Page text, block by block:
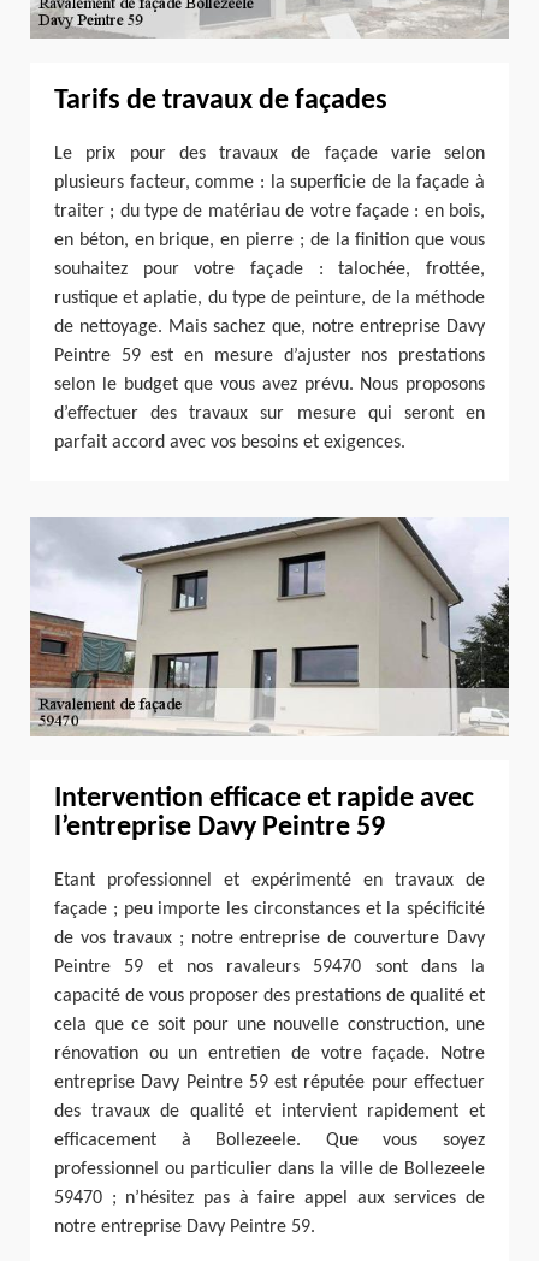
Tarifs de travaux de façades
Le prix pour des travaux de façade varie selon
plusieurs facteur, comme : la superficie de la façade à
traiter ; du type de matériau de votre façade : en bois,
en béton, en brique, en pierre ; de la finition que vous
souhaitez pour votre façade : talochée, frottée,
rustique et aplatie, du type de peinture, de la méthode
de nettoyage. Mais sachez que, notre entreprise Davy
Peintre 59 est en mesure d’ajuster nos prestations
selon le budget que vous avez prévu. Nous proposons
d’effectuer des travaux sur mesure qui seront en
parfait accord avec vos besoins et exigences.
Intervention efficace et rapide avec
l’entreprise Davy Peintre 59
Etant professionnel et expérimenté en travaux de
façade ; peu importe les circonstances et la spécificité
de vos travaux ; notre entreprise de couverture Davy
Peintre 59 et nos ravaleurs 59470 sont dans la
capacité de vous proposer des prestations de qualité et
cela que ce soit pour une nouvelle construction, une
rénovation ou un entretien de votre façade. Notre
entreprise Davy Peintre 59 est réputée pour effectuer
des travaux de qualité et intervient rapidement et
efficacement à Bollezeele. Que vous soyez
professionnel ou particulier dans la ville de Bollezeele
59470 ; n’hésitez pas à faire appel aux services de
notre entreprise Davy Peintre 59.